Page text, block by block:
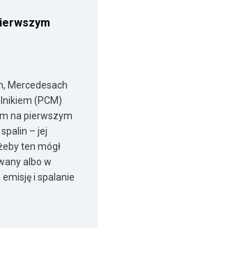
Mercedesach
(PCM)
na pierwszym
– jej
ten mógł
albo w
i spalanie